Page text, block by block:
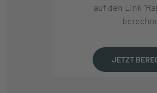
auf den Link
JETZT